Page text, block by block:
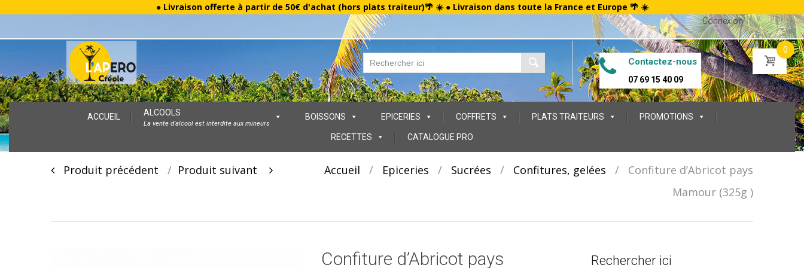
● Livraison offerte à partir de 50€ d'achat (hors plats traiteur)🌴 ☀️ ● Livraison dans toute la France et Europe 🌴 ☀️
Connexion
Contactez-nous
07 69 15 40 09
0
Skip
to
content
ACCUEIL ALCOOLS
La vente d’alcool est interdite aux mineurs
BOISSONS EPICERIES COFFRETS PLATS TRAITEURS PROMOTIONS
RECETTES CATALOGUE PRO
Post
Produit précédent Produit suivant Accueil / Epiceries / Sucrées / Confitures, gelées /
Confiture d’Abricot pays
Mamour (325g )
Confiture d’Abricot pays
Rechercher ici